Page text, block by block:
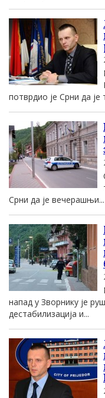
потврдио је Срни да је
Срни да је вечерашњи...
напад у Зворнику је
дестабилизација и...